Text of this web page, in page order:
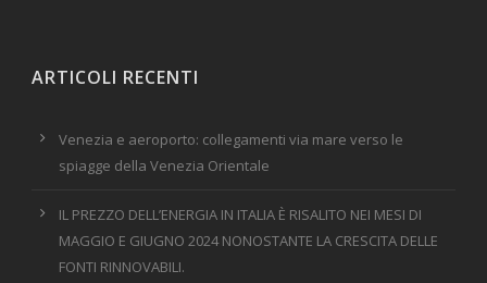
ARTICOLI RECENTI
Venezia e aeroporto: collegamenti via mare verso le
spiagge della Venezia Orientale
IL PREZZO DELL’ENERGIA IN ITALIA È RISALITO NEI MESI DI
MAGGIO E GIUGNO 2024 NONOSTANTE LA CRESCITA DELLE
FONTI RINNOVABILI.